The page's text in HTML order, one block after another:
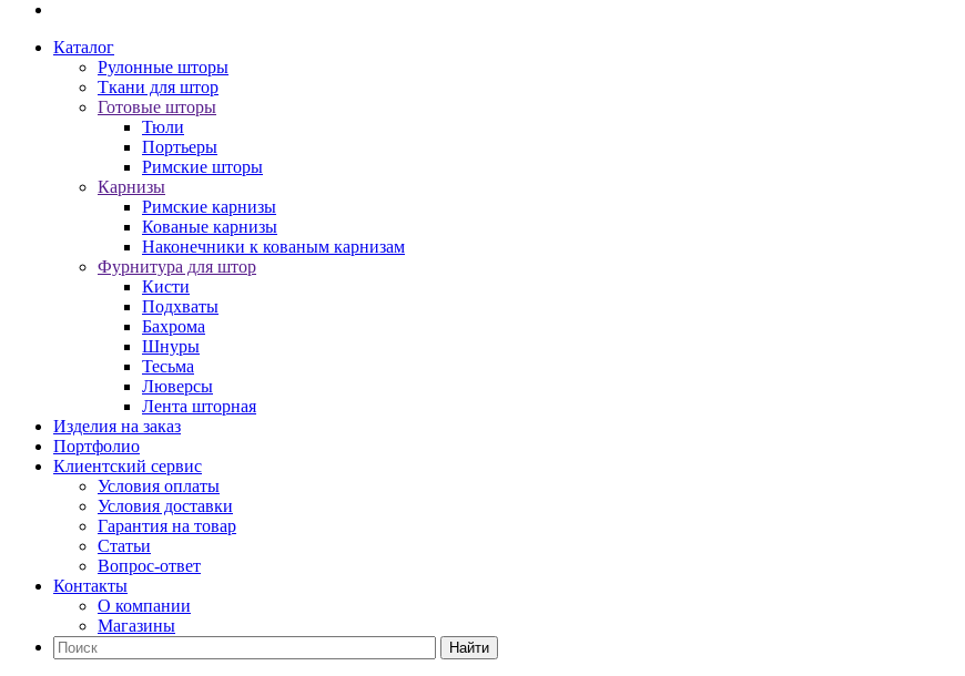
Каталог
Рулонные шторы
Ткани для штор
Готовые шторы
Тюли
Портьеры
Римские шторы
Карнизы
Римские карнизы
Кованые карнизы
Наконечники к кованым карнизам
Фурнитура для штор
Кисти
Подхваты
Бахрома
Шнуры
Тесьма
Люверсы
Лента шторная
Изделия на заказ
Портфолио
Клиентский сервис
Условия оплаты
Условия доставки
Гарантия на товар
Статьи
Вопрос-ответ
Контакты
О компании
Магазины
Найти